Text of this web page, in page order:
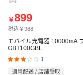
￥899
税込￥988
モバイル充電器 10000mA
GBT100GBL
1
通常配送 / 店舗受取